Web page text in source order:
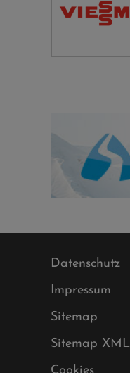
Datenschutz
Impressum
Sitemap
Sitemap XML